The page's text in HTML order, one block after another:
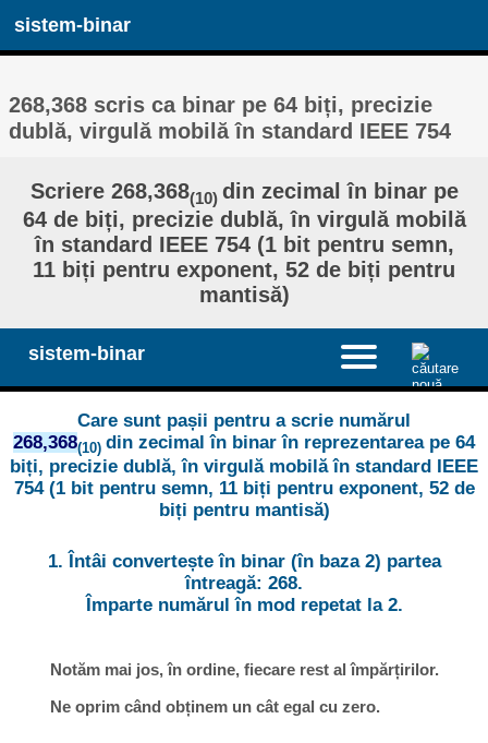
sistem-binar
268,368 scris ca binar pe 64 biți, precizie
dublă, virgulă mobilă în standard IEEE 754
Scriere 268,368(10) din zecimal în binar pe
64 de biți, precizie dublă, în virgulă mobilă
în standard IEEE 754 (1 bit pentru semn,
11 biți pentru exponent, 52 de biți pentru
mantisă)
sistem-binar
Care sunt pașii pentru a scrie numărul
268,368(10) din zecimal în binar în reprezentarea pe 64
biți, precizie dublă, în virgulă mobilă în standard IEEE
754 (1 bit pentru semn, 11 biți pentru exponent, 52 de
biți pentru mantisă)
1. Întâi convertește în binar (în baza 2) partea
întreagă: 268.
Împarte numărul în mod repetat la 2.
Notăm mai jos, în ordine, fiecare rest al împărțirilor.
Ne oprim când obținem un cât egal cu zero.